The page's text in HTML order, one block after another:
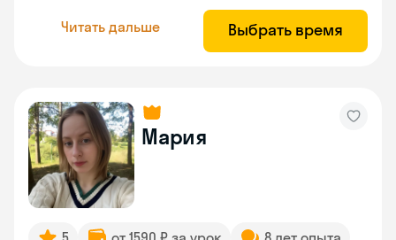
Читать дальше Выбрать время
Мария